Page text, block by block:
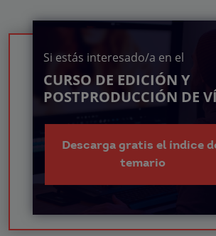
Si estás interesado/a en el
CURSO DE EDICIÓN Y
POSTPRODUCCIÓN DE
Descarga gratis el índice
temario